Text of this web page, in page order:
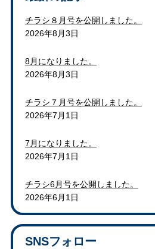
チラシ８月号を公開しました。
2026年8月3日
8月になりました。
2026年8月3日
チラシ７月号を公開しました。
2026年7月1日
7月になりました。
2026年7月1日
チラシ6月号を公開しました。
2026年6月1日
SNSフォロー